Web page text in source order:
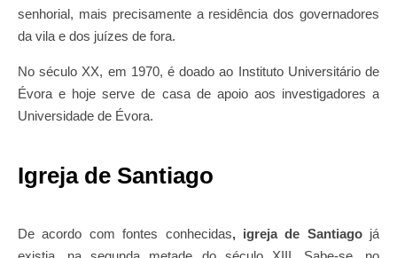
senhorial, mais precisamente a residência dos governadores
da vila e dos juízes de fora.
No século XX, em 1970, é doado ao Instituto Universitário de
Évora e hoje serve de casa de apoio aos investigadores a
Universidade de Évora.
Igreja de Santiago
De acordo com fontes conhecidas, igreja de Santiagojá